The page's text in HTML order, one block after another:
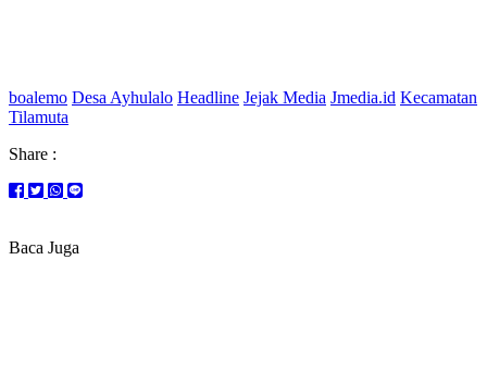
boalemo Desa Ayhulalo Headline Jejak Media Jmedia.id Kecamatan
Tilamuta
Share :
Baca Juga